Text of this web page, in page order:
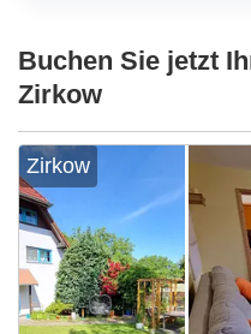
Buchen Sie jetzt
Zirkow
Zirkow